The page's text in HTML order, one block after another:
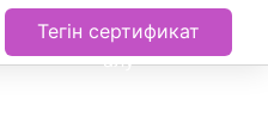
Тегін сертификат
алу